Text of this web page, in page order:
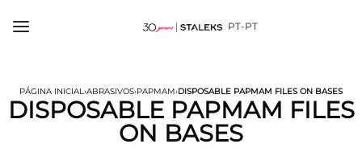
PT-PT
PÁGINA INICIAL›ABRASIVOS›PAPMAM›DISPOSABLE PAPMAM FILES ON BASES
DISPOSABLE PAPMAM FILES
ON BASES